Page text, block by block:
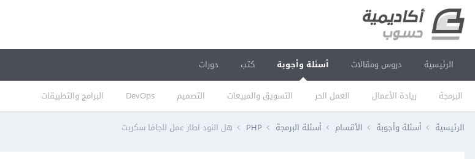
الرئيسية دروس ومقالات أسئلة وأجوبة
البرمجة ريادة الأعمال العمل الحر التسويق والمبيعات التصميم DevOps البرامج والتطبيقات
كتب دورات
الرئيسية أسئلة وأجوبة الأقسام أسئلة البرمجة PHP هل النود اطار عمل للجافا سكربت